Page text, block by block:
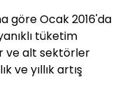
göre Ocak 2016'da
tüketim
ve alt sektörler
ve yıllık artış